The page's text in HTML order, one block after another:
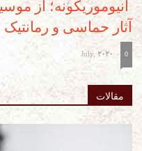
انیوموریکونه؛ از
آثار حماسی و رمانتیک
-
July, 2020 0
مقالات